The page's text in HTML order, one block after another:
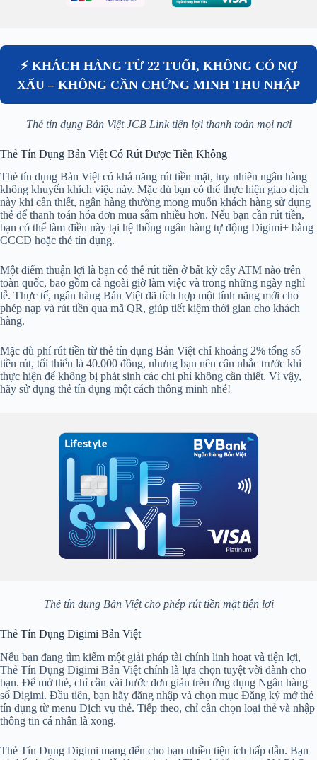
⚡ KHÁCH HÀNG TỪ 22 TUỔI, KHÔNG CÓ NỢ
XẤU – KHÔNG CẦN CHỨNG MINH THU NHẬP
Thẻ tín dụng Bản Việt JCB Link tiện lợi thanh toán mọi nơi
Thẻ Tín Dụng Bản Việt Có Rút Được Tiền Không
Thẻ tín dụng Bản Việt có khả năng rút tiền mặt, tuy nhiên ngân hàng
không khuyến khích việc này. Mặc dù bạn có thể thực hiện giao dịch
này khi cần thiết, ngân hàng thường mong muốn khách hàng sử dụng
thẻ để thanh toán hóa đơn mua sắm nhiều hơn. Nếu bạn cần rút tiền,
bạn có thể làm điều này tại hệ thống ngân hàng tự động Digimi+ bằng
CCCD hoặc thẻ tín dụng.
Một điểm thuận lợi là bạn có thể rút tiền ở bất kỳ cây ATM nào trên
toàn quốc, bao gồm cả ngoài giờ làm việc và trong những ngày nghỉ
lễ. Thực tế, ngân hàng Bản Việt đã tích hợp một tính năng mới cho
phép nạp và rút tiền qua mã QR, giúp tiết kiệm thời gian cho khách
hàng.
Mặc dù phí rút tiền từ thẻ tín dụng Bản Việt chỉ khoảng 2% tổng số
tiền rút, tối thiểu là 40.000 đồng, nhưng bạn nên cân nhắc trước khi
thực hiện để không bị phát sinh các chi phí không cần thiết. Vì vậy,
hãy sử dụng thẻ tín dụng một cách thông minh nhé!
Thẻ tín dụng Bản Việt cho phép rút tiền mặt tiện lợi
Thẻ Tín Dụng Digimi Bản Việt
Nếu bạn đang tìm kiếm một giải pháp tài chính linh hoạt và tiện lợi,
Thẻ Tín Dụng Digimi Bản Việt chính là lựa chọn tuyệt vời dành cho
bạn. Để mở thẻ, chỉ cần vài bước đơn giản trên ứng dụng Ngân hàng
số Digimi. Đầu tiên, bạn hãy đăng nhập và chọn mục Đăng ký mở thẻ
tín dụng từ menu Dịch vụ thẻ. Tiếp theo, chỉ cần chọn loại thẻ và nhập
thông tin cá nhân là xong.
Thẻ Tín Dụng Digimi mang đến cho bạn nhiều tiện ích hấp dẫn. Bạn